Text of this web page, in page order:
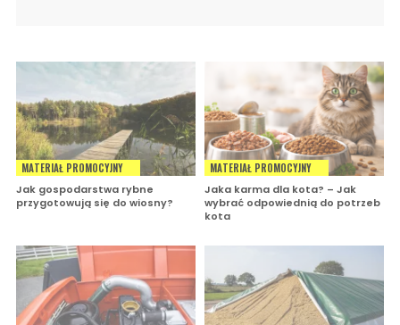
MATERIAŁ PROMOCYJNY
Jak gospodarstwa rybne
przygotowują się do wiosny?
MATERIAŁ PROMOCYJNY
Jaka karma dla kota? – Jak
wybrać odpowiednią do potrzeb
kota